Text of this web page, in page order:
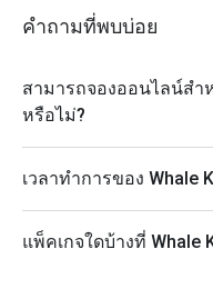
A: กุ้งไซส์ใหญ่, ปลาหิ
Q: ที่นี่มี Dress Code
A: ไม่มีกฎแต่งกายเป็
A: ร้านตั้งอยู่ที่
รถสาธารณะ
คำถามที่พบบ่อย
สามารถจองออนไลน์สำ
หรือไม่?
เวลาทำการของ Whale
แพ็คเกจใดบ้างที่ Whale